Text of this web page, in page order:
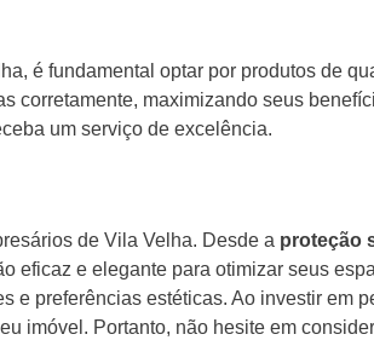
é fundamental optar por produtos de
corretamente, maximizando seus
um serviço de excelência.
de Vila Velha. Desde a proteção
eficaz e elegante para otimizar seus
preferências estéticas. Ao investir em
imóvel. Portanto, não hesite em